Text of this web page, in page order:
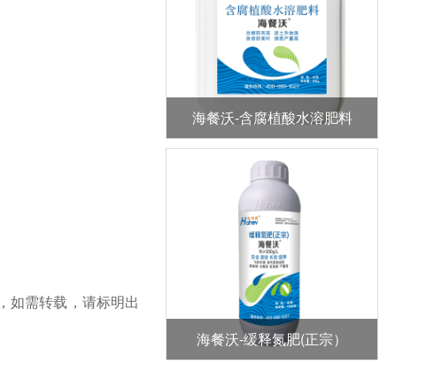
如需转载，请标明出
海餐沃-含腐植酸水溶肥料
海餐沃-缓释氮肥(正宗）